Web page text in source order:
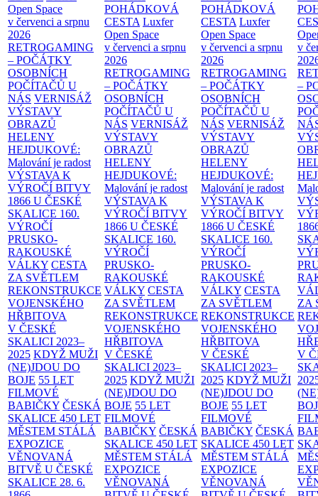
Open Space
v červenci a srpnu
2026
RETROGAMING
– POČÁTKY
OSOBNÍCH
POČÍTAČŮ U
NÁS VERNISÁŽ
VÝSTAVY
OBRAZŮ
HELENY
HEJDUKOVÉ:
Malování je radost
VÝSTAVA K
VÝROČÍ BITVY
1866 U ČESKÉ
SKALICE 160.
VÝROČÍ
PRUSKO-
RAKOUSKÉ
VÁLKY CESTA
ZA SVĚTLEM
REKONSTRUKCE
VOJENSKÉHO
HŘBITOVA
V ČESKÉ
SKALICI 2023–
2025 KDYŽ MUŽI
(NE)JDOU DO
BOJE 55 LET
FILMOVÉ
BABIČKY ČESKÁ
SKALICE 450 LET
MĚSTEM STÁLÁ
EXPOZICE
VĚNOVANÁ
BITVĚ U ČESKÉ
SKALICE 28. 6.
POHÁDKOVÁ
CESTA Luxfer
Open Space
v červenci a srpnu
2026
RETROGAMING
– POČÁTKY
OSOBNÍCH
POČÍTAČŮ U
NÁS VERNISÁŽ
VÝSTAVY
OBRAZŮ
HELENY
HEJDUKOVÉ:
Malování je radost
VÝSTAVA K
VÝROČÍ BITVY
1866 U ČESKÉ
SKALICE 160.
VÝROČÍ
PRUSKO-
RAKOUSKÉ
VÁLKY CESTA
ZA SVĚTLEM
REKONSTRUKCE
VOJENSKÉHO
HŘBITOVA
V ČESKÉ
SKALICI 2023–
2025 KDYŽ MUŽI
(NE)JDOU DO
BOJE 55 LET
FILMOVÉ
BABIČKY ČESKÁ
SKALICE 450 LET
MĚSTEM STÁLÁ
EXPOZICE
VĚNOVANÁ
POHÁDKOVÁ
CESTA Luxfer
Open Space
v červenci a srpnu
2026
RETROGAMING
– POČÁTKY
OSOBNÍCH
POČÍTAČŮ U
NÁS VERNISÁŽ
VÝSTAVY
OBRAZŮ
HELENY
HEJDUKOVÉ:
Malování je radost
VÝSTAVA K
VÝROČÍ BITVY
1866 U ČESKÉ
SKALICE 160.
VÝROČÍ
PRUSKO-
RAKOUSKÉ
VÁLKY CESTA
ZA SVĚTLEM
REKONSTRUKCE
VOJENSKÉHO
HŘBITOVA
V ČESKÉ
SKALICI 2023–
2025 KDYŽ MUŽI
(NE)JDOU DO
BOJE 55 LET
FILMOVÉ
BABIČKY ČESKÁ
SKALICE 450 LET
MĚSTEM STÁLÁ
EXPOZICE
VĚNOVANÁ
v
–
ZA
V